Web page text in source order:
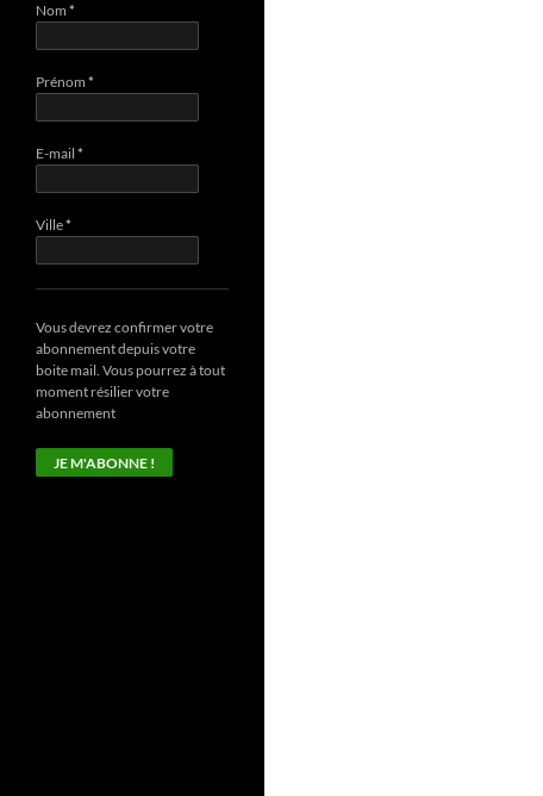
Nom *
Prénom *
E-mail *
Ville*
Vous devrez confirmer votre
abonnement depuis votre
boite mail. Vous pourrez à tout
moment résilier votre
abonnement